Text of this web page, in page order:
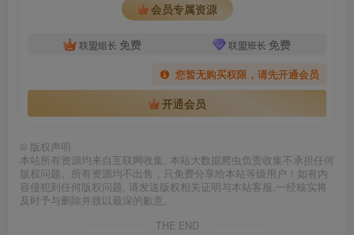
会员专属资源
联盟组长 免费 联盟班长 免费
您暂无购买权限，请先开通会员
开通会员
© 版权声明
本站所有资源均来自互联网收集, 本站大数据爬虫负责收集不承担任何
版权问题。所有资源均不出售，只免费分享给本站等级用户！如有内
容侵犯到任何版权问题, 请发送版权相关证明与本站客服,一经核实将
及时予与删除并致以最深的歉意。
THE END